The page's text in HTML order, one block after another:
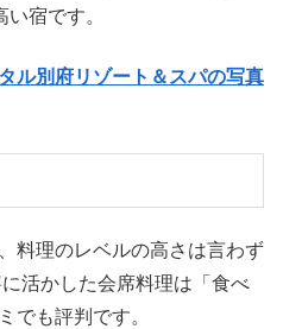
宿です。
ル別府リゾート＆スパの写真
料理のレベルの高さは言わず
活かした会席料理は「食べ
でも評判です。